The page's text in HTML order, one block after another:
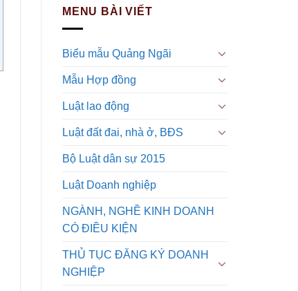
MENU BÀI VIẾT
Biểu mẫu Quảng Ngãi
Mẫu Hợp đồng
Luật lao động
Luật đất đai, nhà ở, BĐS
Bộ Luật dân sự 2015
Luật Doanh nghiệp
NGÀNH, NGHỀ KINH DOANH
CÓ ĐIỀU KIỆN
THỦ TỤC ĐĂNG KÝ DOANH
NGHIỆP